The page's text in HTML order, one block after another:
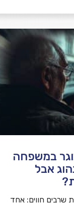
במשפחה
אבל
שרבים חווים: אחד